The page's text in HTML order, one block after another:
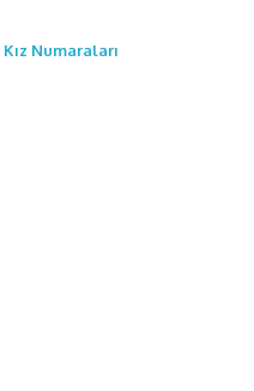
Kız Numaraları